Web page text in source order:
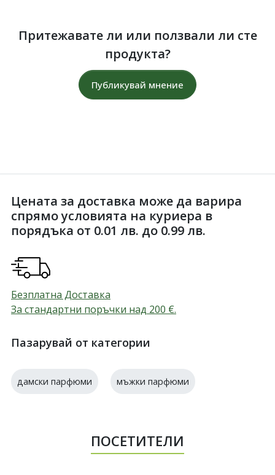
Притежавате ли или ползвали ли сте
продукта?
Публикувай мнение
Цената за доставка може да варира
спрямо условията на куриера в
порядъка от 0.01 лв. до 0.99 лв.
Безплатна Доставка
За стандартни поръчки над 200 €.
Пазарувай от категории
дамски парфюми мъжки парфюми
ПОСЕТИТЕЛИ